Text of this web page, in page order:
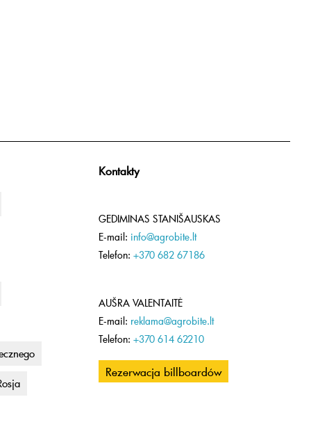
Kontakty
GEDIMINAS STANIŠAUSKAS
E-mail: info@agrobite.lt
Telefon: +370 682 67186
AUŠRA VALENTAITĖ
E-mail: reklama@agrobite.lt
Telefon: +370 614 62210
Rezerwacja billboardów